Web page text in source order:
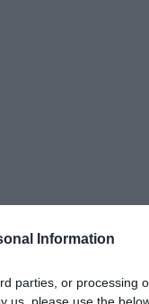
Information
parties, or processing
us, please use the
η πίεση
war